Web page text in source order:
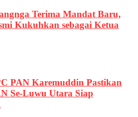
Terima Mandat Baru,
Kukuhkan sebagai Ketua
PAN Karemuddin Pastikan
Se-Luwu Utara Siap